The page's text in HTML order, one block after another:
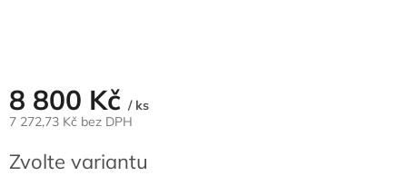
8 800 Kč / ks
7 272,73 Kč bez DPH
cena:
Zvolte variantu